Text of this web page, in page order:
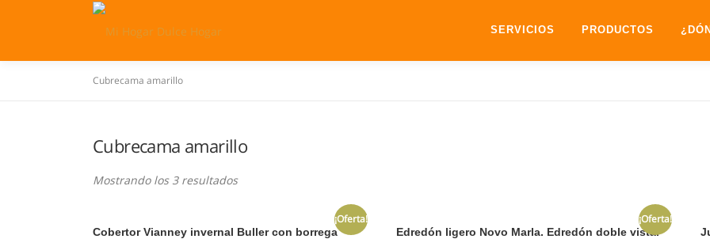
SERVICIOS PRODUCTOS
Cubrecama amarillo
Cubrecama amarillo
Mostrando los 3 resultados
¡Oferta!
Cobertor Vianney invernal Buller con borrega
¡Oferta!
Edredón ligero Novo Marla. Edredón doble vista.